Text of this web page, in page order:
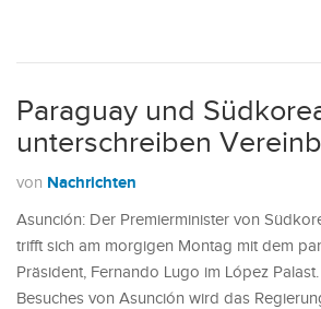
Paraguay und
unterschreiben
von Nachrichten
Asunción: Der Premierminister von
trifft sich am morgigen Montag mit dem
Präsident, Fernando Lugo im López
Besuches von Asunción wird das